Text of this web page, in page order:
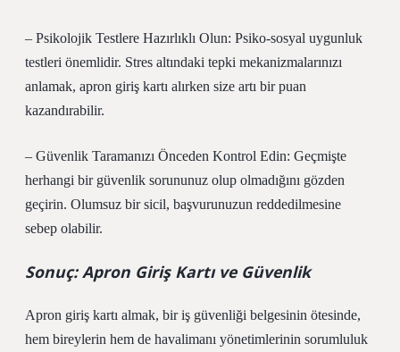
– Psikolojik Testlere Hazırlıklı Olun: Psiko-sosyal uygunluk
testleri önemlidir. Stres altındaki tepki mekanizmalarınızı
anlamak, apron giriş kartı alırken size artı bir puan
kazandırabilir.
– Güvenlik Taramanızı Önceden Kontrol Edin: Geçmişte
herhangi bir güvenlik sorununuz olup olmadığını gözden
geçirin. Olumsuz bir sicil, başvurunuzun reddedilmesine
sebep olabilir.
Sonuç: Apron Giriş Kartı ve Güvenlik
Apron giriş kartı almak, bir iş güvenliği belgesinin ötesinde,
hem bireylerin hem de havalimanı yönetimlerinin sorumluluk